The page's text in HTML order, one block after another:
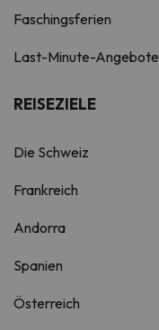
Faschingsferien
Last-Minute-Angebote
REISEZIELE
Die Schweiz
Frankreich
Andorra
Spanien
Österreich